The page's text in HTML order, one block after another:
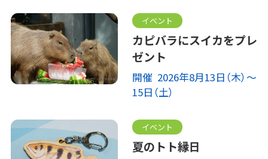
イベント
カピバラにスイカをプレ
ゼント
開催 2026年8月13日（木）～
15日（土）
イベント
夏のトト縁日